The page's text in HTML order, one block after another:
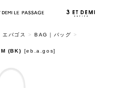
バゴス > BAG｜バッグ >
M (BK) [eb.a.gos]